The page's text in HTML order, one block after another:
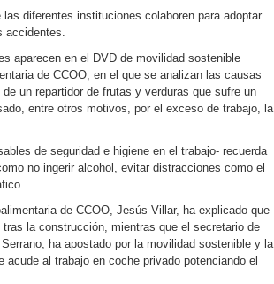
diferentes instituciones colaboren para adoptar
accidentes.
aparecen en el DVD de movilidad sostenible
de CCOO, en el que se analizan las causas
un repartidor de frutas y verduras que sufre un
entre otros motivos, por el exceso de trabajo, la
de seguridad e higiene en el trabajo- recuerda
no ingerir alcohol, evitar distracciones como el
de CCOO, Jesús Villar, ha explicado que
la construcción, mientras que el secretario de
ha apostado por la movilidad sostenible y la
al trabajo en coche privado potenciando el